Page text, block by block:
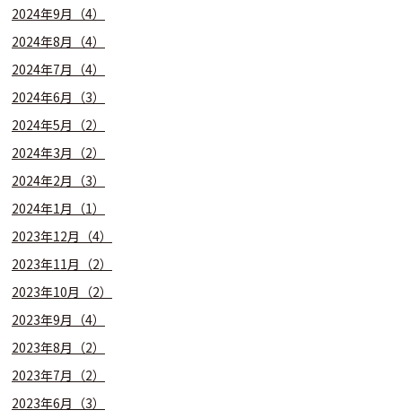
2024年9月（4）
2024年8月（4）
2024年7月（4）
2024年6月（3）
2024年5月（2）
2024年3月（2）
2024年2月（3）
2024年1月（1）
2023年12月（4）
2023年11月（2）
2023年10月（2）
2023年9月（4）
2023年8月（2）
2023年7月（2）
2023年6月（3）